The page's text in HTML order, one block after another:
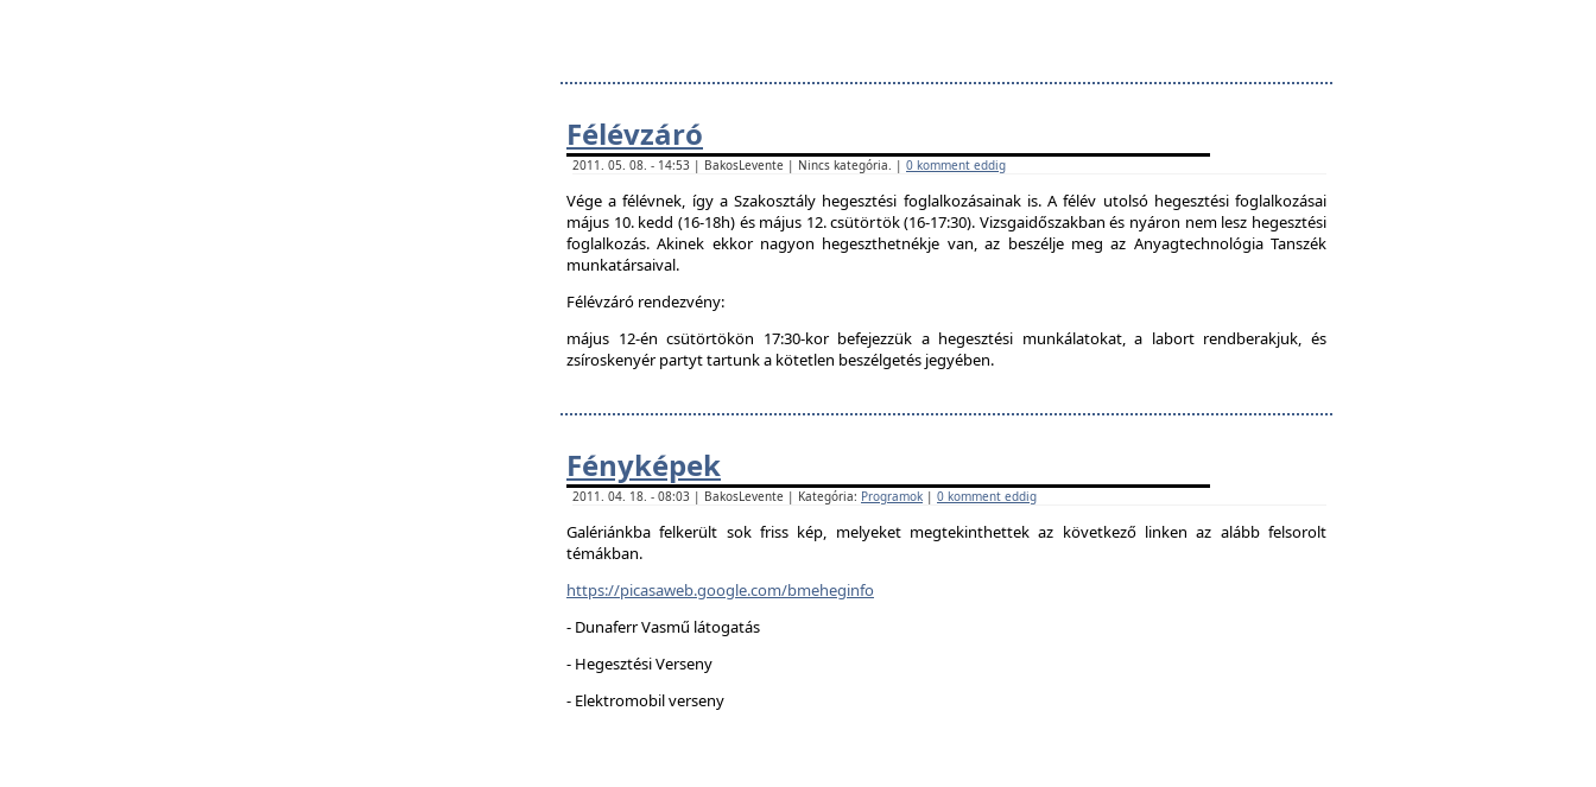
Félévzáró
2011. 05. 08. - 14:53 | BakosLevente | Nincs kategória. | 0 komment eddig
Vége a félévnek, így a Szakosztály hegesztési foglalkozásainak is. A félév utolsó hegesztési foglalkozásai
május 10. kedd (16-18h) és május 12. csütörtök (16-17:30). Vizsgaidőszakban és nyáron nem lesz hegesztési
foglalkozás. Akinek ekkor nagyon hegeszthetnékje van, az beszélje meg az Anyagtechnológia Tanszék
munkatársaival.
Félévzáró rendezvény:
május 12-én csütörtökön 17:30-kor befejezzük a hegesztési munkálatokat, a labort rendberakjuk, és
zsíroskenyér partyt tartunk a kötetlen beszélgetés jegyében.
Fényképek
2011. 04. 18. - 08:03 | BakosLevente | Kategória: Programok | 0 komment eddig
Galériánkba felkerült sok friss kép, melyeket megtekinthettek az következő linken az alább felsorolt
témákban.
https://picasaweb.google.com/bmeheginfo
- Dunaferr Vasmű látogatás
- Hegesztési Verseny
- Elektromobil verseny